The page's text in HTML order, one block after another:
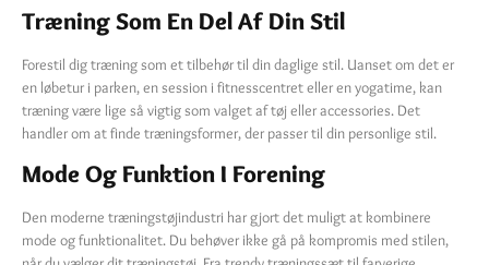
Træning Som En Del Af Din Stil
Forestil dig træning som et tilbehør til din daglige stil. Uanset om det er
en løbetur i parken, en session i fitnesscentret eller en yogatime, kan
træning være lige så vigtig som valget af tøj eller accessories. Det
handler om at finde træningsformer, der passer til din personlige stil.
Mode Og Funktion I Forening
Den moderne træningstøjindustri har gjort det muligt at kombinere
mode og funktionalitet. Du behøver ikke gå på kompromis med stilen,